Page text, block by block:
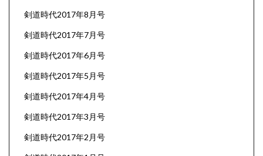
剣道時代2017年8月号
剣道時代2017年7月号
剣道時代2017年6月号
剣道時代2017年5月号
剣道時代2017年4月号
剣道時代2017年3月号
剣道時代2017年2月号